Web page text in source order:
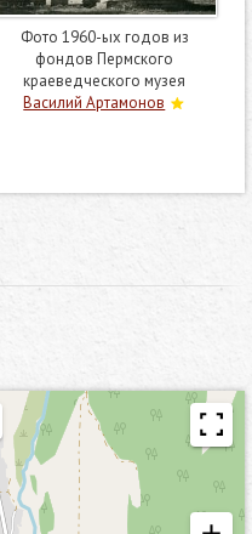
Фото 1960-ых годов из
фондов Пермского
краеведческого музея
Василий Артамонов